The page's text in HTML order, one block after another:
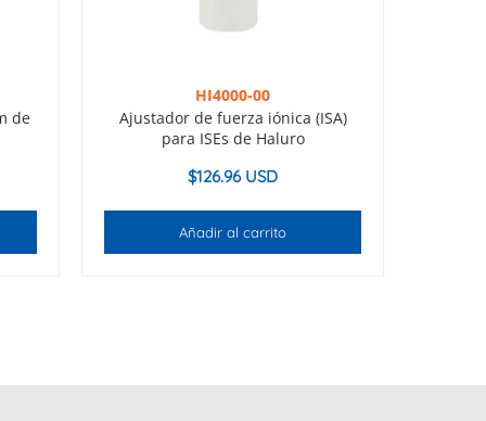
de
HI4000-00
Ajustador de fuerza iónica (ISA)
para ISEs de Haluro
$126.96 USD
Añadir al carrito